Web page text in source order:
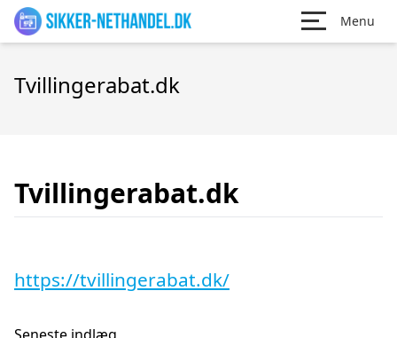
Menu
Tvillingerabat.dk
Tvillingerabat.dk
https://tvillingerabat.dk/